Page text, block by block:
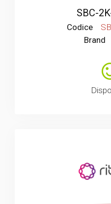
SBC-
Codice
Brand